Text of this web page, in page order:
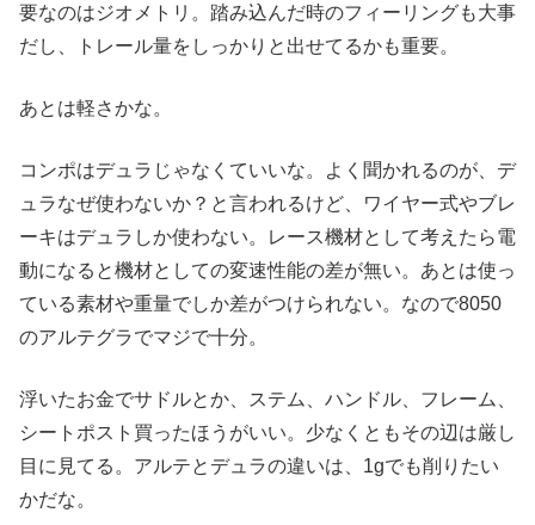
要なのはジオメトリ。踏み込んだ時のフィーリングも大事
だし、トレール量をしっかりと出せてるかも重要。
あとは軽さかな。
コンポはデュラじゃなくていいな。よく聞かれるのが、デ
ュラなぜ使わないか？と言われるけど、ワイヤー式やブレ
ーキはデュラしか使わない。レース機材として考えたら電
動になると機材としての変速性能の差が無い。あとは使っ
ている素材や重量でしか差がつけられない。なので8050
のアルテグラでマジで十分。
浮いたお金でサドルとか、ステム、ハンドル、フレーム、
シートポスト買ったほうがいい。少なくともその辺は厳し
目に見てる。アルテとデュラの違いは、1gでも削りたい
かだな。